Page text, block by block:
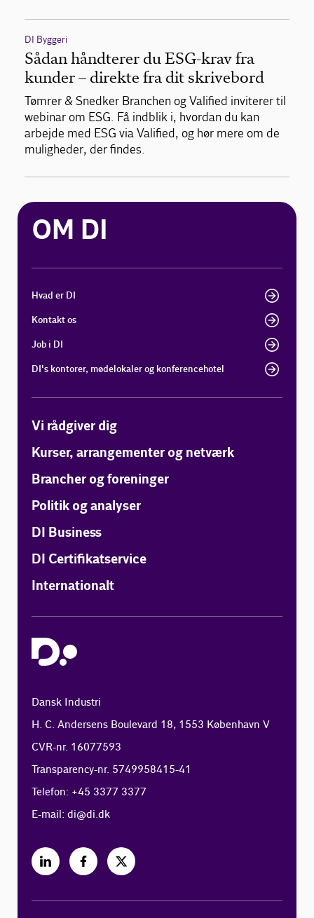
DI Byggeri
Sådan håndterer du ESG-krav fra
kunder – direkte fra dit skrivebord
Tømrer & Snedker Branchen og Valified inviterer til
webinar om ESG. Få indblik i, hvordan du kan
arbejde med ESG via Valified, og hør mere om de
muligheder, der findes.
OM DI
Hvad er DI
Kontakt os
Job i DI
DI's kontorer, mødelokaler og konferencehotel
Vi rådgiver dig
Kurser, arrangementer og netværk
Brancher og foreninger
Politik og analyser
DI Business
DI Certifikatservice
Internationalt
Dansk Industri
H. C. Andersens Boulevard 18, 1553 København V
CVR-nr. 16077593
Transparency-nr. 5749958415-41
Telefon: +45 3377 3377
E-mail:di@di.dk